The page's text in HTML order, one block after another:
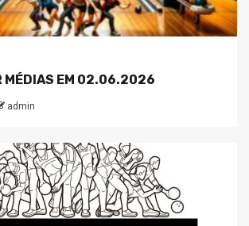
MÉDIAS EM 02.06.2026
admin